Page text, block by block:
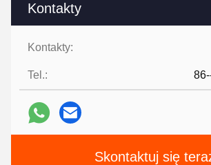
Kontakty
Kontakty:
Tel.:
Skontaktuj się